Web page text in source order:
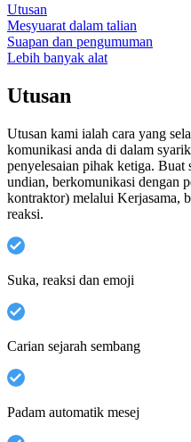
Utusan
Mesyuarat dalam talian
Suapan dan pengumuman
Lebih banyak alat
Utusan
Utusan kami ialah cara yang
komunikasi anda di dalam
penyelesaian pihak ketiga. Buat
undian, berkomunikasi dengan
kontraktor) melalui Kerjasama,
reaksi.
Suka, reaksi dan emoji
Carian sejarah sembang
Padam automatik mesej